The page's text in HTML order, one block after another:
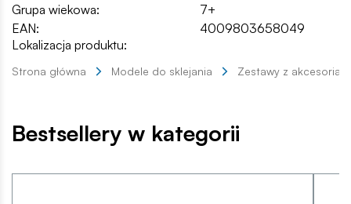
Grupa wiekowa:
7+
EAN:
4009803658049
Lokalizacja produktu:
Strona główna Modele do sklejania Zestawy z akcesoriami
Bestsellery w kategorii